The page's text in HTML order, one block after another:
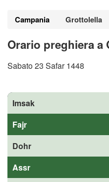
Campania Grottolella
Orario preghiera a
Sabato 23 Safar 1448
Imsak
Fajr
Dohr
Assr